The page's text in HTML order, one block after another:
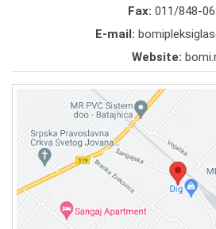
Fax: 011/848-
E-mail:
Website: